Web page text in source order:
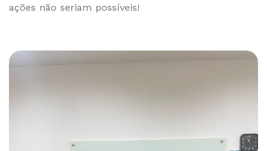
ações não seriam possíveis!